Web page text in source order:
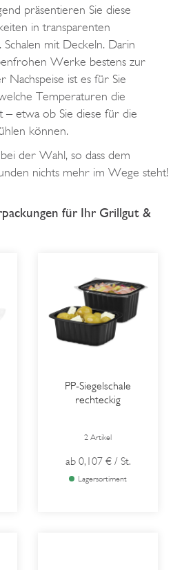
präsentieren Sie diese
in transparenten
mit Deckeln. Darin
Werke bestens zur
Nachspeise ist es für Sie
Temperaturen die
– etwa ob Sie diese für die
können.
der Wahl, so dass dem
nichts mehr im Wege steht!
für Ihr Grillgut &
PP-Siegelschale
rechteckig
2 Artikel
ab 0,107 € / St.
Lagersortiment